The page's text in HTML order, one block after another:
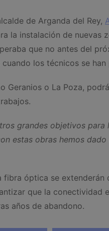
de Arganda del Rey,
la instalación de nuevas
que no antes del
los técnicos se
Geranios o La Poza,
grandes objetivos para
estas obras hemos
óptica se extenderán
que la conectividad
años de abandono.